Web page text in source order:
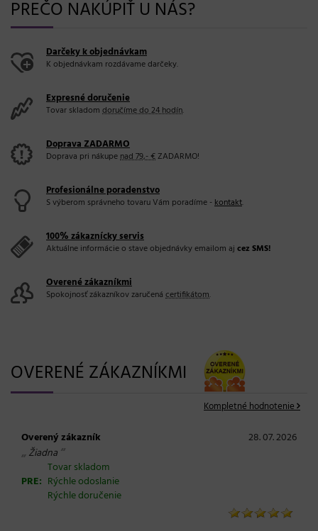
PREČO NAKÚPIŤ U NÁS?
Darčeky k objednávkam
K objednávkam rozdávame darčeky.
Expresné doručenie
Tovar skladom doručíme do 24 hodín.
Doprava ZADARMO
Doprava pri nákupenad 79,- €ZADARMO!
Profesionálne poradenstvo
S výberom správneho tovaru Vám poradíme -kontakt.
100% zákaznícky servis
Aktuálne informácie o stave objednávky emailom aj cez SMS!
Overené zákazníkmi
Spokojnosť zákazníkov zaručená certifikátom.
OVERENÉ ZÁKAZNÍKMI
Kompletné hodnotenie
Overený zákazník 28. 07. 2026
„ Žiadna “
PRE:
Tovar skladom
Rýchle odoslanie
Rýchle doručenie